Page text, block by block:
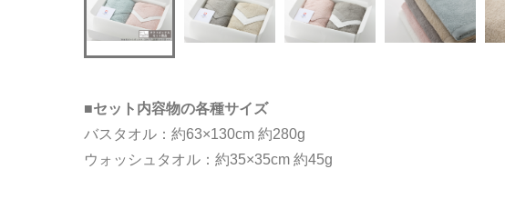
■セット内容物の各種サイズ
バスタオル：約63×130cm 約280g
ウォッシュタオル：約35×35cm 約45g